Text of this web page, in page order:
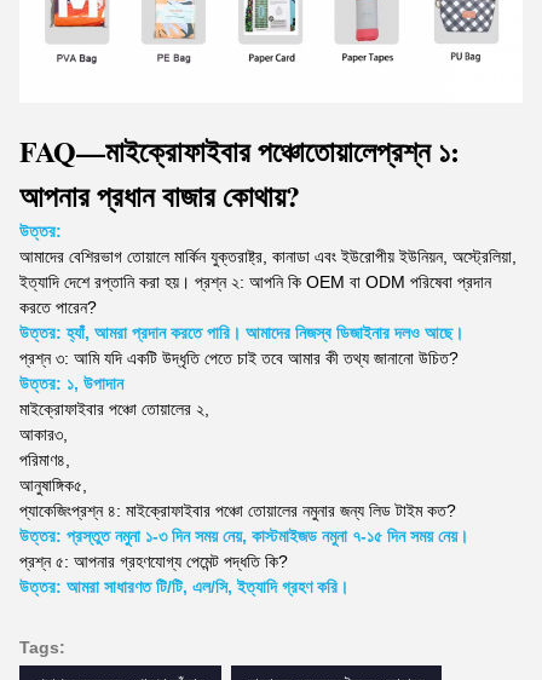
FAQ—মাইক্রোফাইবার পঞ্চোতোয়ালেপ্রশ্ন ১:
আপনার প্রধান বাজার কোথায়?
উত্তর:
আমাদের বেশিরভাগ তোয়ালে মার্কিন যুক্তরাষ্ট্র, কানাডা এবং ইউরোপীয় ইউনিয়ন, অস্ট্রেলিয়া,
ইত্যাদি দেশে রপ্তানি করা হয়। প্রশ্ন ২: আপনি কি OEM বা ODM পরিষেবা প্রদান
করতে পারেন?
উত্তর: হ্যাঁ, আমরা প্রদান করতে পারি। আমাদের নিজস্ব ডিজাইনার দলও আছে।
প্রশ্ন ৩: আমি যদি একটি উদ্ধৃতি পেতে চাই তবে আমার কী তথ্য জানানো উচিত?
উত্তর: ১, উপাদান
মাইক্রোফাইবার পঞ্চো তোয়ালের ২,
আকার৩,
পরিমাণ৪,
আনুষাঙ্গিক৫,
প্যাকেজিংপ্রশ্ন ৪: মাইক্রোফাইবার পঞ্চো তোয়ালের নমুনার জন্য লিড টাইম কত?
উত্তর: প্রস্তুত নমুনা ১-৩ দিন সময় নেয়, কাস্টমাইজড নমুনা ৭-১৫ দিন সময় নেয়।
প্রশ্ন ৫: আপনার গ্রহণযোগ্য পেমেন্ট পদ্ধতি কি?
উত্তর: আমরা সাধারণত টি/টি, এল/সি, ইত্যাদি গ্রহণ করি।
Tags: